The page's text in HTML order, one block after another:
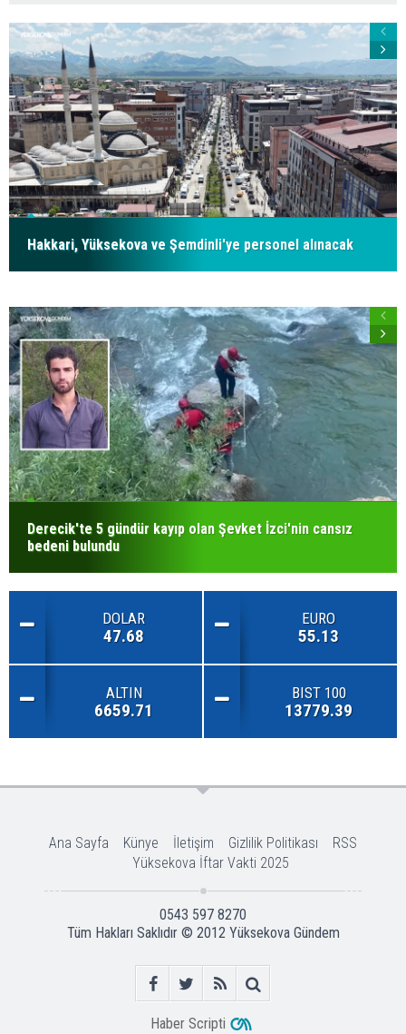
Hakkari, Yüksekova ve Şemdinli'ye personel alınacak
Derecik'te 5 gündür kayıp olan Şevket İzci'nin cansız
bedeni bulundu
DOLAR
47.68
EURO
55.13
ALTIN
6659.71
BIST 100
13779.39
Ana Sayfa Künye İletişim Gizlilik Politikası
RSS
Yüksekova İftar Vakti 2025
0543 597 8270
Tüm Hakları Saklıdır © 2012 Yüksekova Gündem
Haber Scripti